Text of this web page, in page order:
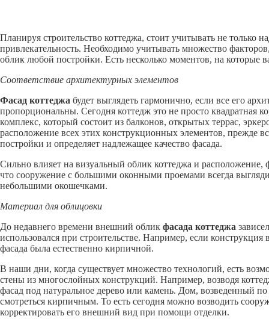
Планируя строительство коттеджа, стоит учитывать не только
привлекательность. Необходимо учитывать множество
облик любой постройки. Есть несколько моментов, на которые
Соответствие архитектурных элементов
Фасад коттеджа будет выглядеть гармонично, если все его
пропорциональны. Сегодня коттедж это не просто квадратная
комплекс, который состоит из балконов, открытых террас,
расположение всех этих конструкционных элементов, прежде
постройки и определяет надлежащее качество фасада.
Сильно влияет на визуальный облик коттеджа и
что сооружение с большими оконными проемами всегда
небольшими окошечками.
Материал для облицовки
До недавнего времени внешний облик фасада коттеджа
использовался при строительстве. Например, если конструкция
фасада была естественно кирпичной.
В наши дни, когда существует множество технологий, есть
стены из многослойных конструкций. Например, возводя
фасад под натуральное дерево или камень. Дом, возведенный
смотреться кирпичным. То есть сегодня можно возводить
корректировать его внешний вид при помощи отделки.